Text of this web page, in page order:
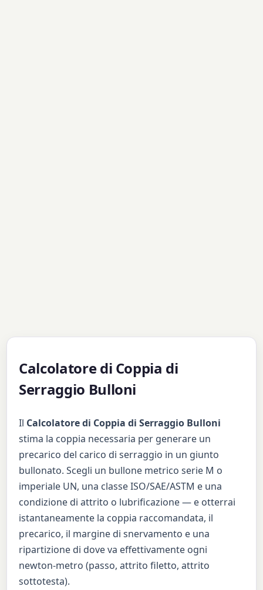
Calcolatore di Coppia di
Serraggio Bulloni
Il Calcolatore di Coppia di Serraggio Bulloni
stima la coppia necessaria per generare un
precarico del carico di serraggio in un giunto
bullonato. Scegli un bullone metrico serie M o
imperiale UN, una classe ISO/SAE/ASTM e una
condizione di attrito o lubrificazione — e otterrai
istantaneamente la coppia raccomandata, il
precarico, il margine di snervamento e una
ripartizione di dove va effettivamente ogni
newton-metro (passo, attrito filetto, attrito
sottotesta).